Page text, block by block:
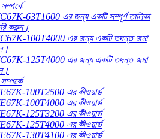
63T1600 এর জন্য একটি সম্পূর্ণ তালিকা
করুন।
100T4000 এর জন্য একটি তদন্ত জমা
125T4000 এর জন্য একটি তদন্ত জমা
100T2500 এর কীওয়ার্ড
100T4000 এর কীওয়ার্ড
125T3200 এর কীওয়ার্ড
125T4000 এর কীওয়ার্ড
130T4100 এর কীওয়ার্ড